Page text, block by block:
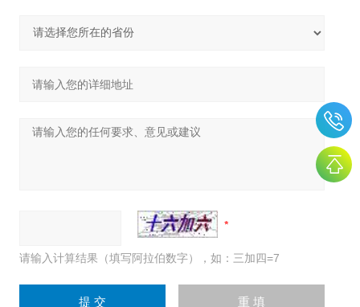
请输入计算结果（填写阿拉伯数字），如：三加四=7